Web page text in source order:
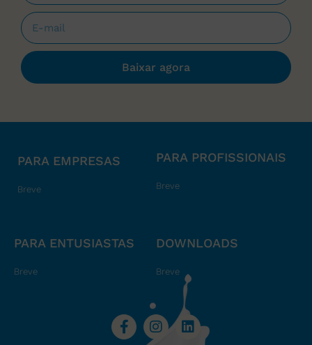
Baixar agora
PARA EMPRESAS
Breve
PARA PROFISSIONAIS
Breve
PARA ENTUSIASTAS
Breve
DOWNLOADS
Breve